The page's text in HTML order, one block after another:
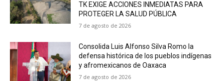
TK EXIGE ACCIONES INMEDIATAS PARA
PROTEGER LA SALUD PÚBLICA
7 de agosto de 2026
Consolida Luis Alfonso Silva Romo la
defensa histórica de los pueblos indígenas
y afromexicanos de Oaxaca
7 de agosto de 2026